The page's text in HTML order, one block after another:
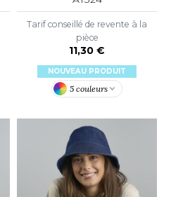
Tarif conseillé de revente à la
pièce
11,30 €
NOUVEAU PRODUIT
5 couleurs